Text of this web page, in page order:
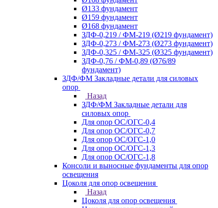
Ø133 фундамент
Ø159 фундамент
Ø168 фундамент
ЗДФ-0,219 / ФМ-219 (Ø219 фундамент)
ЗДФ-0,273 / ФМ-273 (Ø273 фундамент)
ЗДФ-0,325 / ФМ-325 (Ø325 фундамент)
ЗДФ-0,76 / ФМ-0,89 (Ø76/89
фундамент)
ЗДФ/ФМ Закладные детали для силовых
опор
Назад
ЗДФ/ФМ Закладные детали для
силовых опор
Для опор ОС/ОГС-0,4
Для опор ОС/ОГС-0,7
Для опор ОС/ОГС-1,0
Для опор ОС/ОГС-1,3
Для опор ОС/ОГС-1,8
Консоли и выносные фундаменты для опор
освещения
Цоколя для опор освещения
Назад
Цоколя для опор освещения